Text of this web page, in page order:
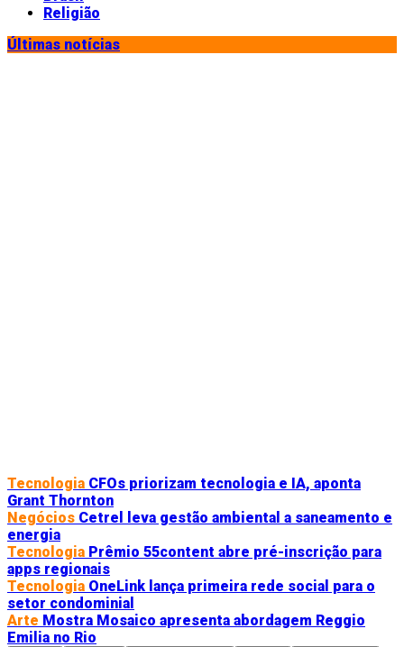
Religião
Últimas notícias
Tecnologia CFOs priorizam tecnologia e IA, aponta
Grant Thornton
Negócios Cetrel leva gestão ambiental a saneamento e
energia
Tecnologia Prêmio 55content abre pré-inscrição para
apps regionais
Tecnologia OneLink lança primeira rede social para o
setor condominial
Arte Mostra Mosaico apresenta abordagem Reggio
Emilia no Rio